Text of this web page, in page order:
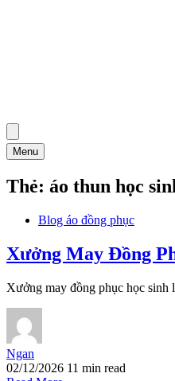
Menu
Thẻ: áo thun học
Blog áo đồng phục
Xưởng May Đồng
Xưởng may đồng phục học
Ngan
02/12/2026 11 min read